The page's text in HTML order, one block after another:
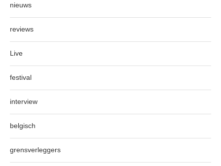
nieuws
reviews
Live
festival
interview
belgisch
grensverleggers